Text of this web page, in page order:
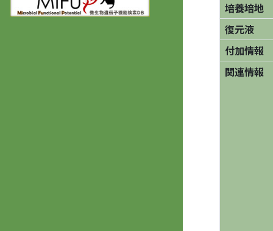
培養培地
復元液
付加情報
関連情報